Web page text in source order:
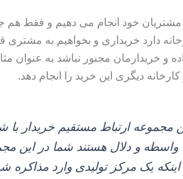
کارخانه دارد خریداری و بخواهیم به
داده و خریدارمان مجبور نباشد به
دیگری این خرید را انجام دهد.
مجموعه ارتباط مستقیم خریدار
واسطه و دلال هستند شما در این
یک مرکز تولیدی وارد